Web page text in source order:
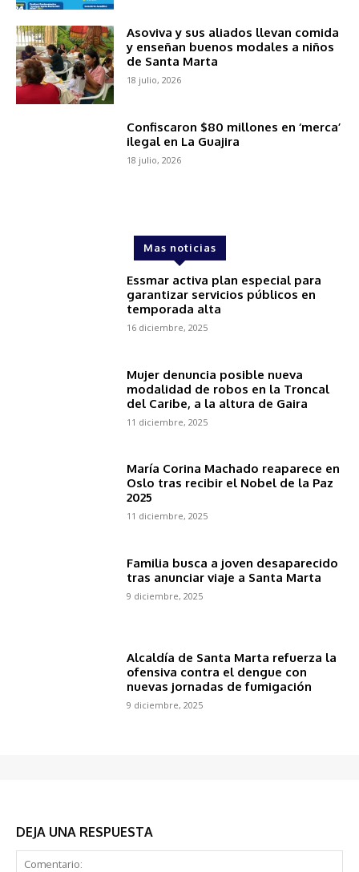
Asoviva y sus aliados llevan comida
y enseñan buenos modales a niños
de Santa Marta
18 julio, 2026
Confiscaron $80 millones en ‘merca’
ilegal en La Guajira
18 julio, 2026
Mas noticias
Essmar activa plan especial para
garantizar servicios públicos en
temporada alta
16 diciembre, 2025
Mujer denuncia posible nueva
modalidad de robos en la Troncal
del Caribe, a la altura de Gaira
11 diciembre, 2025
María Corina Machado reaparece en
Oslo tras recibir el Nobel de la Paz
2025
11 diciembre, 2025
Familia busca a joven desaparecido
tras anunciar viaje a Santa Marta
9 diciembre, 2025
Alcaldía de Santa Marta refuerza la
ofensiva contra el dengue con
nuevas jornadas de fumigación
9 diciembre, 2025
DEJA UNA RESPUESTA